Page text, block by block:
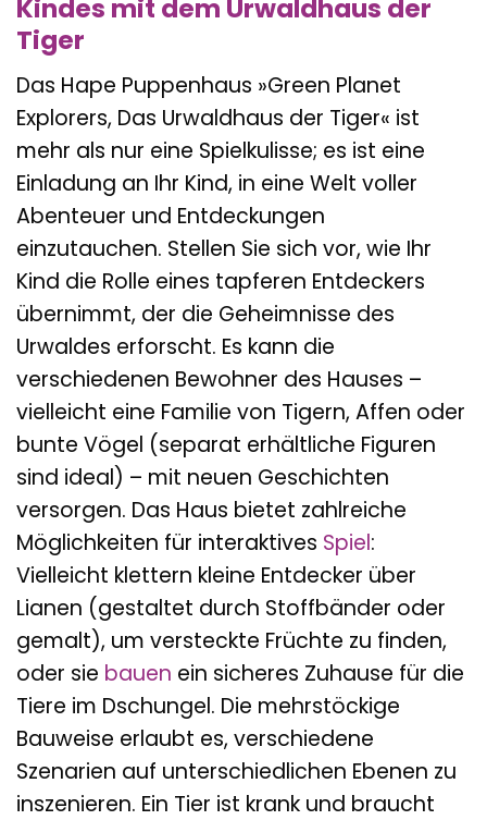
Kindes mit dem Urwaldhaus der
Tiger
Das Hape Puppenhaus »Green Planet
Explorers, Das Urwaldhaus der Tiger« ist
mehr als nur eine Spielkulisse; es ist eine
Einladung an Ihr Kind, in eine Welt voller
Abenteuer und Entdeckungen
einzutauchen. Stellen Sie sich vor, wie Ihr
Kind die Rolle eines tapferen Entdeckers
übernimmt, der die Geheimnisse des
Urwaldes erforscht. Es kann die
verschiedenen Bewohner des Hauses –
vielleicht eine Familie von Tigern, Affen oder
bunte Vögel (separat erhältliche Figuren
sind ideal) – mit neuen Geschichten
versorgen. Das Haus bietet zahlreiche
Möglichkeiten für interaktives Spiel:
Vielleicht klettern kleine Entdecker über
Lianen (gestaltet durch Stoffbänder oder
gemalt), um versteckte Früchte zu finden,
oder sie bauen ein sicheres Zuhause für die
Tiere im Dschungel. Die mehrstöckige
Bauweise erlaubt es, verschiedene
Szenarien auf unterschiedlichen Ebenen zu
inszenieren. Ein Tier ist krank und braucht